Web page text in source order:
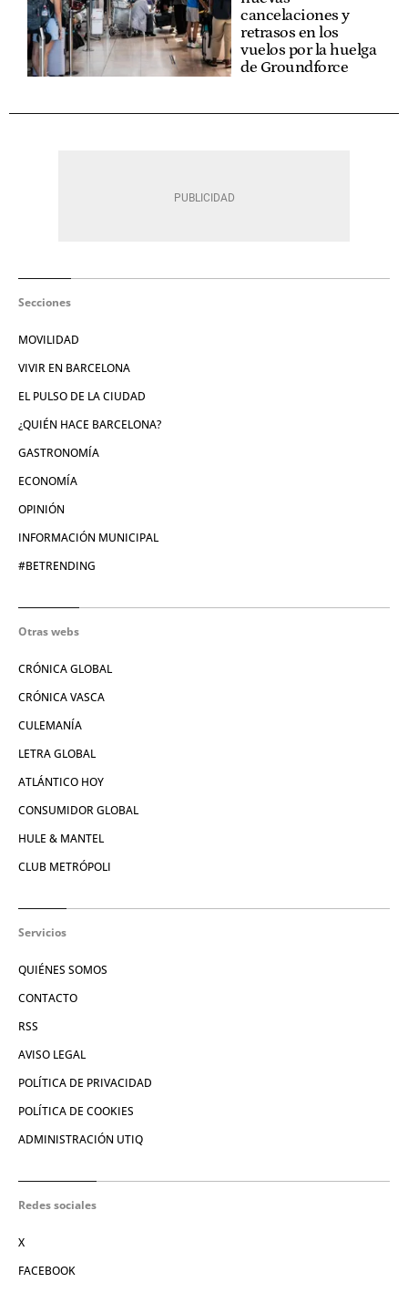
cancelaciones y
retrasos en los
vuelos por la huelga
de Groundforce
Secciones
MOVILIDAD
VIVIR EN BARCELONA
EL PULSO DE LA CIUDAD
¿QUIÉN HACE BARCELONA?
GASTRONOMÍA
ECONOMÍA
OPINIÓN
INFORMACIÓN MUNICIPAL
#BETRENDING
Otras webs
CRÓNICA GLOBAL
CRÓNICA VASCA
CULEMANÍA
LETRA GLOBAL
ATLÁNTICO HOY
CONSUMIDOR GLOBAL
HULE & MANTEL
CLUB METRÓPOLI
Servicios
QUIÉNES SOMOS
CONTACTO
RSS
AVISO LEGAL
POLÍTICA DE PRIVACIDAD
POLÍTICA DE COOKIES
ADMINISTRACIÓN UTIQ
Redes sociales
X
FACEBOOK